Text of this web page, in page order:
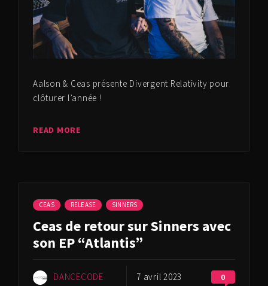
Aalson & Ceas présente Divergent Relativity pour
clôturer l’année !
READ MORE
CEAS RELEASE SINNERS
Ceas de retour sur Sinners avec
son EP “Atlantis”
DANCECODE 7 avril 2023 0